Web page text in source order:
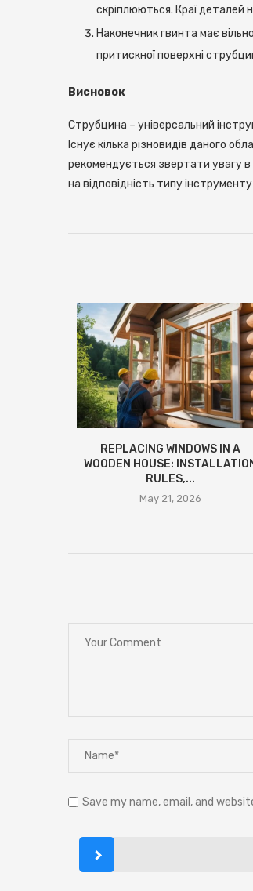
скріплюються. Краї деталей
Наконечник гвинта має
притискної поверхні
Висновок
Струбцина – універсальний
Існує кілька різновидів даного
рекомендується звертати увагу в
на відповідність типу
REPLACING WINDOWS IN A
WOODEN HOUSE:
RULES,...
May 21, 2026
Save my name, email, and